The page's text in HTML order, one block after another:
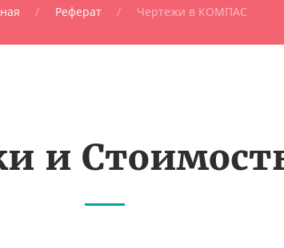
Реферат Чертежи в КОМПАС
и